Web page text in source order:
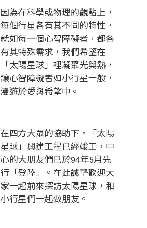
因為在科學或物理的觀點上，
每個行星各有其不同的特性，
就如每一個心智障礙者，都各
有其特殊需求，我們希望在
「太陽星球」裡凝聚光與熱，
讓心智障礙者如小行星一般，
漫遊於愛與希望中。
在四方大眾的協助下，「太陽
星球」興建工程已經竣工，中
心的大朋友們已於94年5月先
行「登陸」。在此誠摯歡迎大
家一起前來探訪太陽星球，和
小行星們一起做朋友。